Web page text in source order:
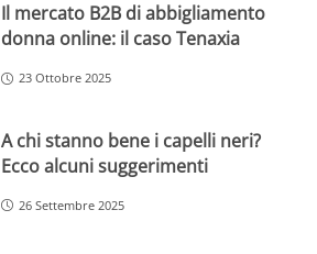
Il mercato B2B di abbigliamento
donna online: il caso Tenaxia
23 Ottobre 2025
A chi stanno bene i capelli neri?
Ecco alcuni suggerimenti
26 Settembre 2025